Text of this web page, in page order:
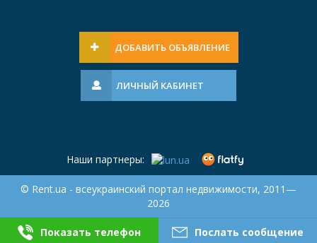
Показать телефон Послать сообщение
ДОБАВИТЬ ОБЪЯВЛЕНИЕ
ЛИЧНЫЙ КАБИНЕТ
Наши партнеры:
© Rent.ua - всеукраинский портал недвижимости, 2011—
2026